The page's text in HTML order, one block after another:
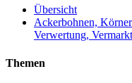
Übersicht
Ackerbohnen,
Verwertung,
Themen